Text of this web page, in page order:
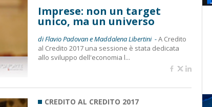
Imprese: non un target
unico, ma un universo
di Flavio Padovan e Maddalena Libertini -A Credito
al Credito 2017 una sessione è stata dedicata
allo sviluppo dell'economia l...
CREDITO AL CREDITO 2017